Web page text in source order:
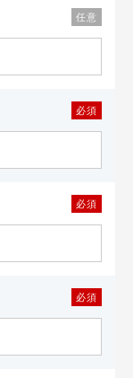
任意
必須
必須
必須